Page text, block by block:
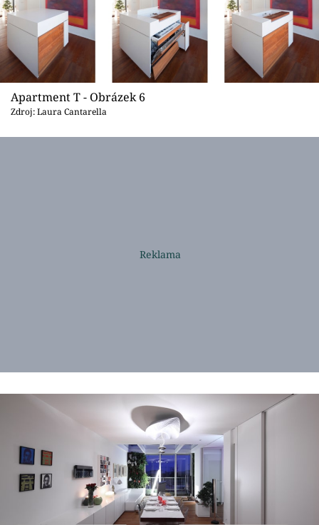
Apartment T - Obrázek 6
Zdroj: Laura Cantarella